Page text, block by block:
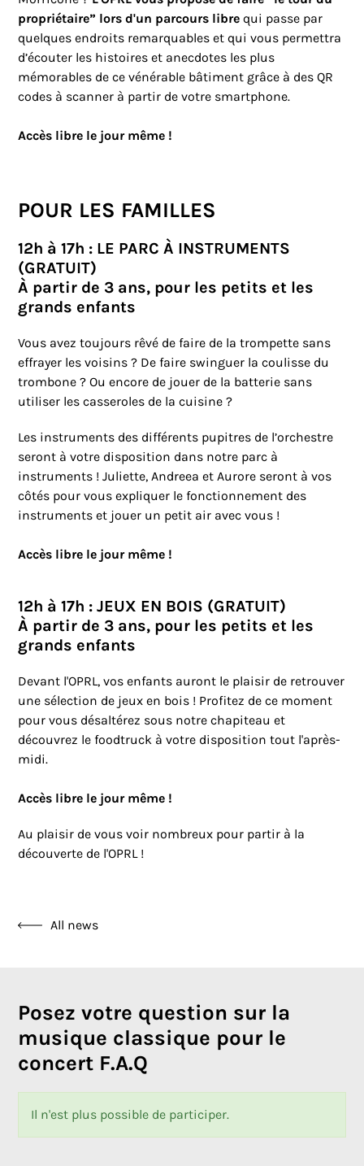
propriétaire” lors d'un parcours libre qui passe par
quelques endroits remarquables et qui vous permettra
d’écouter les histoires et anecdotes les plus
mémorables de ce vénérable bâtiment grâce à des QR
codes à scanner à partir de votre smartphone.
Accès libre le jour même !
POUR LES FAMILLES
12h à 17h : LE PARC À INSTRUMENTS
(GRATUIT)
À partir de 3 ans, pour les petits et les
grands enfants
Vous avez toujours rêvé de faire de la trompette sans
effrayer les voisins ? De faire swinguer la coulisse du
trombone ? Ou encore de jouer de la batterie sans
utiliser les casseroles de la cuisine ?
Les instruments des différents pupitres de l’orchestre
seront à votre disposition dans notre parc à
instruments ! Juliette, Andreea et Aurore seront à vos
côtés pour vous expliquer le fonctionnement des
instruments et jouer un petit air avec vous !
Accès libre le jour même !
12h à 17h : JEUX EN BOIS (GRATUIT)
À partir de 3 ans, pour les petits et les
grands enfants
Devant l'OPRL, vos enfants auront le plaisir de retrouver
une sélection de jeux en bois ! Profitez de ce moment
pour vous désaltérez sous notre chapiteau et
découvrez le foodtruck à votre disposition tout l'après-
midi.
Accès libre le jour même !
Au plaisir de vous voir nombreux pour partir à la
découverte de l'OPRL !
All news
Posez votre question sur la
musique classique pour le
concert F.A.Q
Il n'est plus possible de participer.